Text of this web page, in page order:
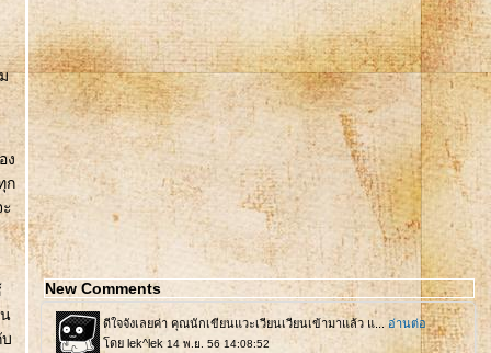
ง
ก
New Comments